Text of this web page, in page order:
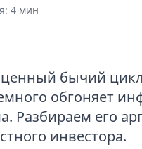
4 мин
бычий
обгоняет
Разбираем его
инвестора.